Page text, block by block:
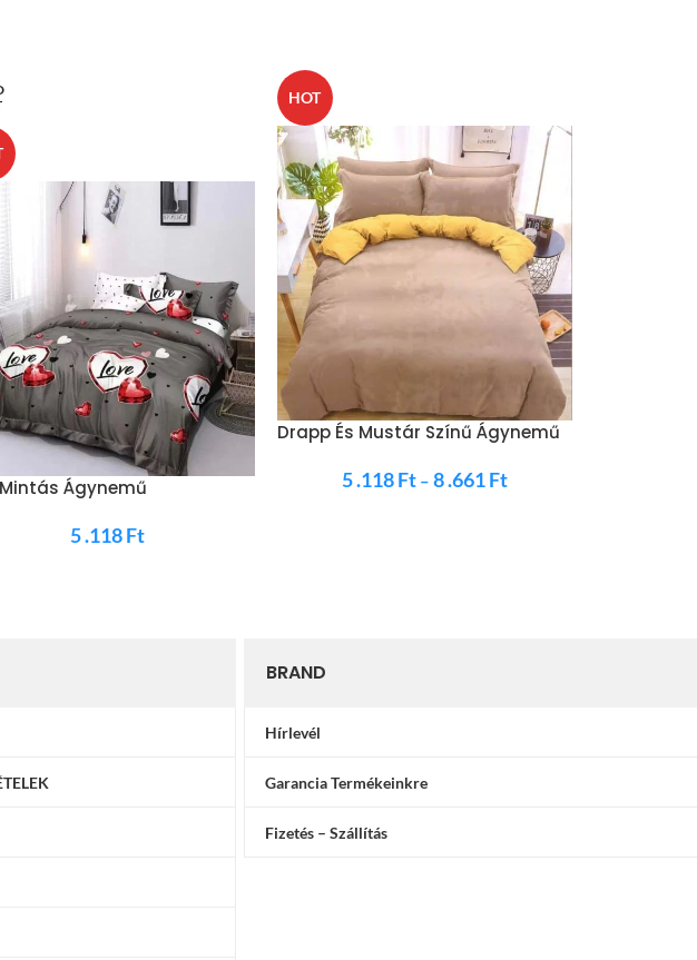
Ágynemű
5 .118Ft
HOT
Drapp És Mustár Színű Ágynemű
5 .118Ft – 8 .661Ft
BRAND
Hírlevél
Garancia Termékeinkre
Fizetés – Szállítás